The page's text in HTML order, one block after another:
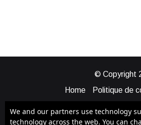
© Copyright
Home
Politique de
We and our partners use technology
technology across the web. You can